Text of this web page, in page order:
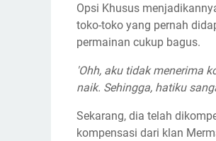
Opsi Khusus
toko-toko yang pernah
permainan cukup bagus.
'Ohh, aku tidak menerima
naik. Sehingga, hatiku
Sekarang, dia telah
kompensasi dari klan